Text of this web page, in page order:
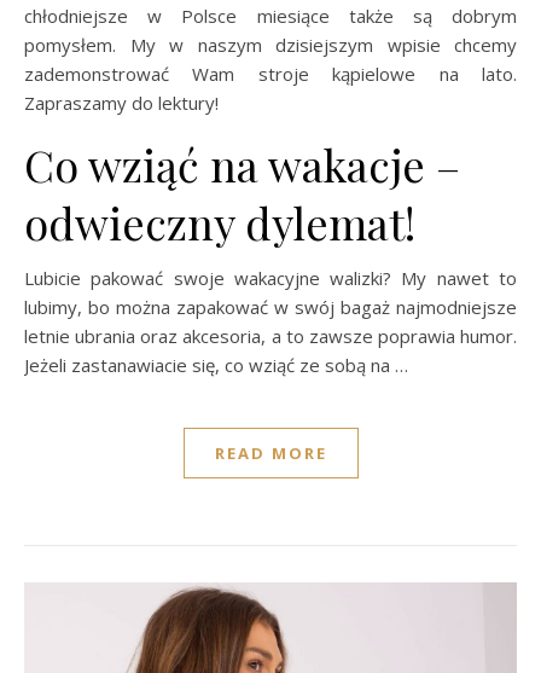
chłodniejsze w Polsce miesiące także są dobrym
pomysłem. My w naszym dzisiejszym wpisie chcemy
zademonstrować Wam stroje kąpielowe na lato.
Zapraszamy do lektury!
Co wziąć na wakacje –
odwieczny dylemat!
Lubicie pakować swoje wakacyjne walizki? My nawet to
lubimy, bo można zapakować w swój bagaż najmodniejsze
letnie ubrania oraz akcesoria, a to zawsze poprawia humor.
Jeżeli zastanawiacie się, co wziąć ze sobą na …
READ MORE